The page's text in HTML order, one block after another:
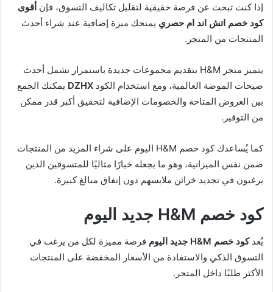
إذا كنت تبحث عن فرصة حقيقية لتقليل تكاليف التسوق، فإن أقوى
كود خصم اتش اند ام حصري يمنحك ميزة إضافية عند شراء أحدث
المنتجات من المتجر.
يتميز متجر H&M بتقديم مجموعات جديدة باستمرار تشمل أحدث
صيحات الموضة العالمية، ومع استخدام الكود DZHX يمكنك الجمع
بين العروض المتاحة والخصومات الإضافية لتحقيق أكبر قدر ممكن
من التوفير.
كما يُساعدك كود خصم H&M اليوم على شراء المزيد من المنتجات
ضمن نفس الميزانية، وهو ما يجعله خيارًا مثاليًا للمتسوقين الذين
يرغبون في تجديد خزائن ملابسهم دون إنفاق مبالغ كبيرة.
كود خصم H&M جديد اليوم
يُعدكود خصم H&M جديد اليوم
فرصة مميزة لكل من يرغب في
التسوق الذكي والاستفادة من الأسعار المخفضة على المنتجات
الأكثر طلبًا داخل المتجر.